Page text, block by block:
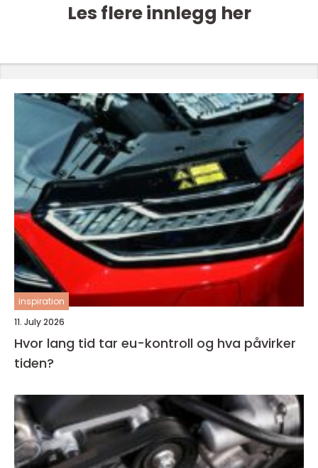
Les flere innlegg her
inspiration
11. July 2026
Hvor lang tid tar eu-kontroll og hva påvirker
tiden?